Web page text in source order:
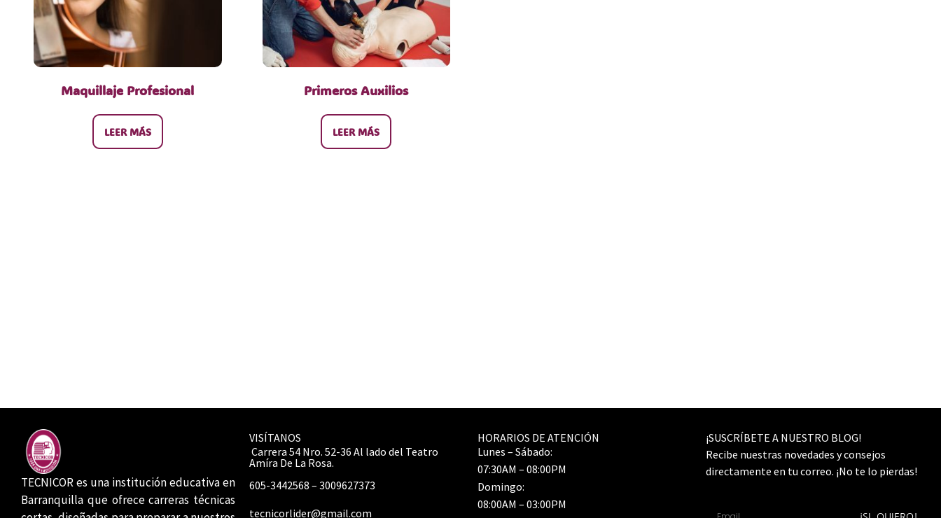
Maquillaje Profesional
LEER MÁS
Primeros Auxilios
LEER MÁS
TECNICOR es una institución educativa en
Barranquilla que ofrece carreras técnicas
VISÍTANOS
Carrera 54 Nro. 52-36 Al lado del Teatro
Amíra De La Rosa.
605-3442568 – 3009627373
tecnicorlider@gmail.com
HORARIOS DE ATENCIÓN
Lunes – Sábado:
07:30AM – 08:00PM
Domingo:
08:00AM – 03:00PM
¡SUSCRÍBETE A NUESTRO BLOG!
Recibe nuestras novedades y consejos
directamente en tu correo. ¡No te lo pierdas!